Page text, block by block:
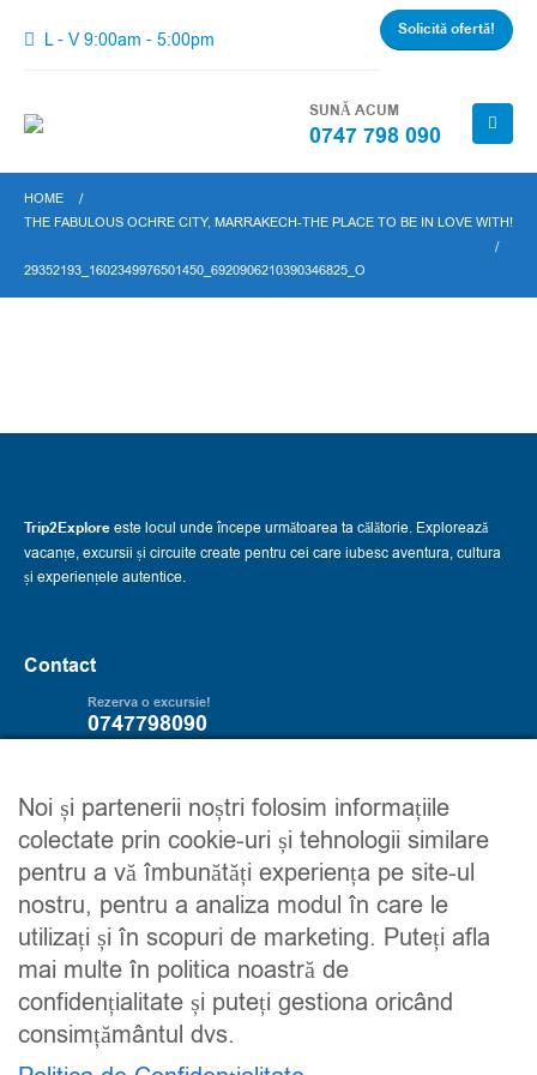
L - V 9:00am - 5:00pm Solicită ofertă!
SUNĂ ACUM
0747 798 090
HOME
THE FABULOUS OCHRE CITY, MARRAKECH-THE PLACE TO BE IN LOVE WITH!
29352193_1602349976501450_6920906210390346825_O
Trip2Exploreeste locul unde începe următoarea ta călătorie. Explorează
vacanțe, excursii și circuite create pentru cei care iubesc aventura, cultura
și experiențele autentice.
Contact
Rezerva o excursie!
0747798090
Servicii
Excursii
Circuite
Maroc
Trip2explore
Despre noi
Contacteaza-ne
Detalii financiare
Urmareste-ne
Noi și partenerii noștri folosim informațiile
colectate prin cookie-uri și tehnologii similare
pentru a vă îmbunătăți experiența pe site-ul
nostru, pentru a analiza modul în care le
utilizați și în scopuri de marketing. Puteți afla
mai multe în politica noastră de
confidențialitate și puteți gestiona oricând
consimțământul dvs.